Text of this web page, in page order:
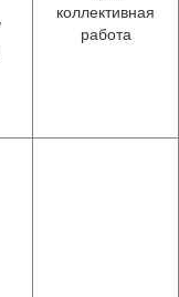
коллективная
работа